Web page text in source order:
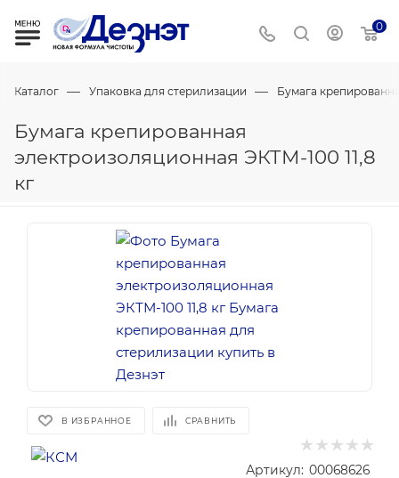
0
Каталог — Упаковка для стерилизации — Бумага
Бумага крепированная
электроизоляционная ЭКТМ-100 11,8
кг
В ИЗБРАННОЕ СРАВНИТЬ
Артикул: 00068626